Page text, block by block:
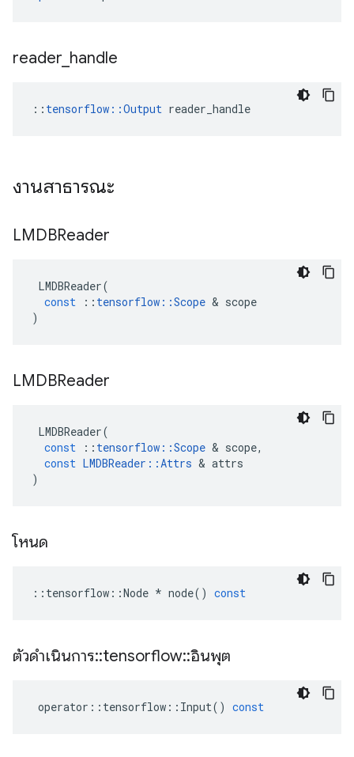
reader handle
:: tensorflow::Output reader_handle
งานสาธารณะ
LMDBReader
LMDBReader(
const
:: tensorflow ::Scope & scope
)
LMDBReader
LMDBReader(
const
:: tensorflow ::Scope & scope,
const LMDBReader ::Attrs & attrs
)
โหนด
:: tensorflow ::Node * node() const
ตัวดำเนินการ::tensorflow::อินพุต
operator :: tensorflow :: Input() const